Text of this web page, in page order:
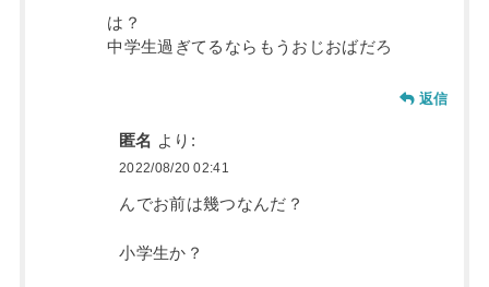
は？
中学生過ぎてるならもうおじおばだろ
返信
匿名 より:
2022/08/20 02:41
んでお前は幾つなんだ？
小学生か？